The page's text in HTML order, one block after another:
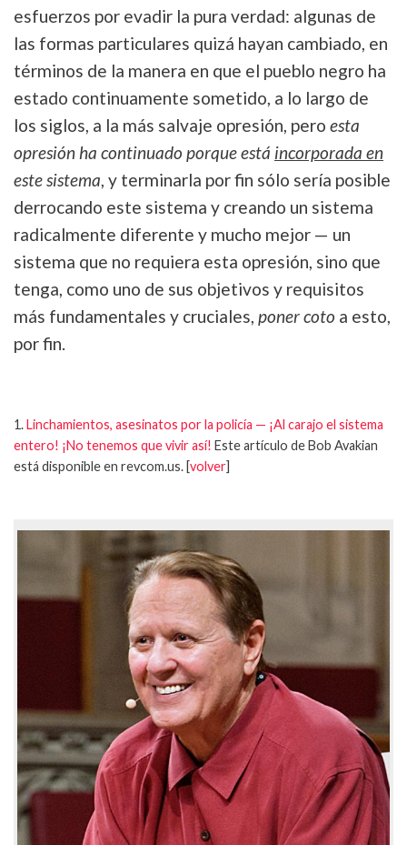
esfuerzos por evadir la pura verdad: algunas de
las formas particulares quizá hayan cambiado, en
términos de la manera en que el pueblo negro ha
estado continuamente sometido, a lo largo de
los siglos, a la más salvaje opresión, pero esta
opresión ha continuado porque está incorporada en
este sistema, y terminarla por fin sólo sería posible
derrocando este sistema y creando un sistema
radicalmente diferente y mucho mejor — un
sistema que no requiera esta opresión, sino que
tenga, como uno de sus objetivos y requisitos
más fundamentales y cruciales, poner coto a esto,
por fin.
1.Linchamientos, asesinatos por la policía — ¡Al carajo el sistema
entero! ¡No tenemos que vivir así! Este artículo de Bob Avakian
está disponible en revcom.us. [volver]